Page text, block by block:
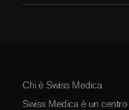
Artrite
La Serbia
Chi è Swiss Medica
Swiss Medica è un